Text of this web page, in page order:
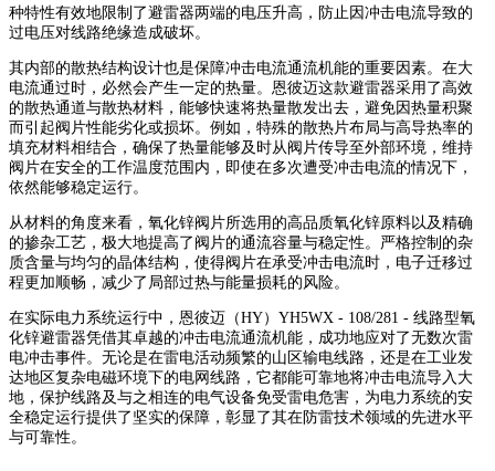
种特性有效地限制了避雷器两端的电压升高，防止因冲击电流导致的
过电压对线路绝缘造成破坏。
其内部的散热结构设计也是保障冲击电流通流机能的重要因素。在大
电流通过时，必然会产生一定的热量。恩彼迈这款避雷器采用了高效
的散热通道与散热材料，能够快速将热量散发出去，避免因热量积聚
而引起阀片性能劣化或损坏。例如，特殊的散热片布局与高导热率的
填充材料相结合，确保了热量能够及时从阀片传导至外部环境，维持
阀片在安全的工作温度范围内，即使在多次遭受冲击电流的情况下，
依然能够稳定运行。
从材料的角度来看，氧化锌阀片所选用的高品质氧化锌原料以及精确
的掺杂工艺，极大地提高了阀片的通流容量与稳定性。严格控制的杂
质含量与均匀的晶体结构，使得阀片在承受冲击电流时，电子迁移过
程更加顺畅，减少了局部过热与能量损耗的风险。
在实际电力系统运行中，恩彼迈（HY）YH5WX - 108/281 - 线路型氧
化锌避雷器凭借其卓越的冲击电流通流机能，成功地应对了无数次雷
电冲击事件。无论是在雷电活动频繁的山区输电线路，还是在工业发
达地区复杂电磁环境下的电网线路，它都能可靠地将冲击电流导入大
地，保护线路及与之相连的电气设备免受雷电危害，为电力系统的安
全稳定运行提供了坚实的保障，彰显了其在防雷技术领域的先进水平
与可靠性。